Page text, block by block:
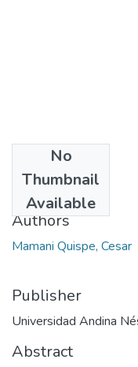
No
Thumbnail
Available
2024
Authors
Mamani Quispe, Cesar
Publisher
Universidad Andina
Abstract